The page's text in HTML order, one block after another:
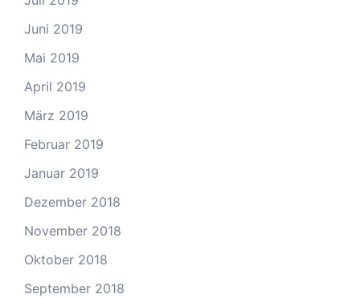
Juni 2019
Mai 2019
April 2019
März 2019
Februar 2019
Januar 2019
Dezember 2018
November 2018
Oktober 2018
September 2018